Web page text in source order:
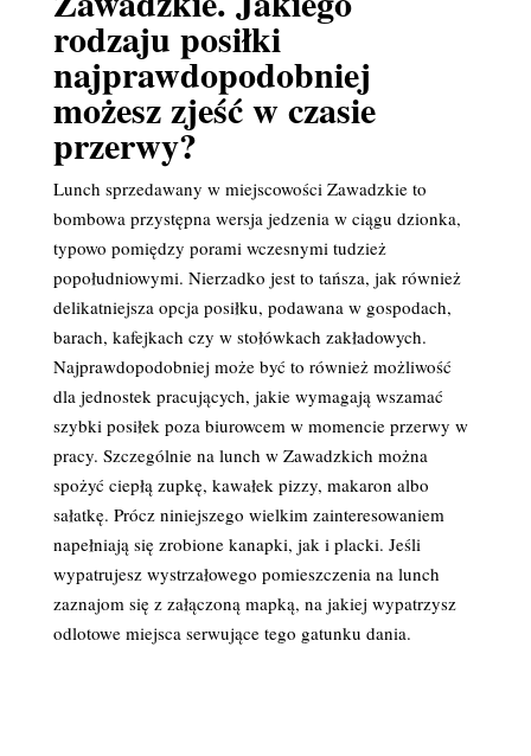
rodzaju posiłki
najprawdopodobniej
możesz zjeść w czasie
przerwy?
Lunch sprzedawany w miejscowości Zawadzkie to
bombowa przystępna wersja jedzenia w ciągu dzionka,
typowo pomiędzy porami wczesnymi tudzież
popołudniowymi. Nierzadko jest to tańsza, jak również
delikatniejsza opcja posiłku, podawana w gospodach,
barach, kafejkach czy w stołówkach zakładowych.
Najprawdopodobniej może być to również możliwość
dla jednostek pracujących, jakie wymagają wszamać
szybki posiłek poza biurowcem w momencie przerwy w
pracy. Szczególnie na lunch w Zawadzkich można
spożyć ciepłą zupkę, kawałek pizzy, makaron albo
sałatkę. Prócz niniejszego wielkim zainteresowaniem
napełniają się zrobione kanapki, jak i placki. Jeśli
wypatrujesz wystrzałowego pomieszczenia na lunch
zaznajom się z załączoną mapką, na jakiej wypatrzysz
odlotowe miejsca serwujące tego gatunku dania.